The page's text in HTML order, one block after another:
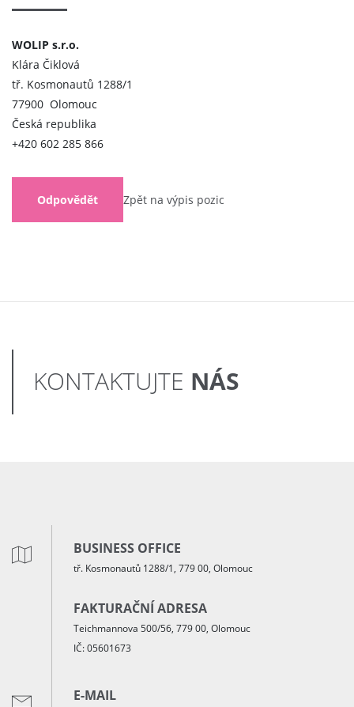
WOLIP s.r.o.
Klára Čiklová
tř. Kosmonautů 1288/1
77900 Olomouc
Česká republika
+420 602 285 866
Odpovědět Zpět na výpis pozic
KONTAKTUJTE NÁS
BUSINESS OFFICE
tř. Kosmonautů 1288/1, 779 00, Olomouc
FAKTURAČNÍ ADRESA
Teichmannova 500/56, 779 00, Olomouc
IČ: 05601673
E-MAIL